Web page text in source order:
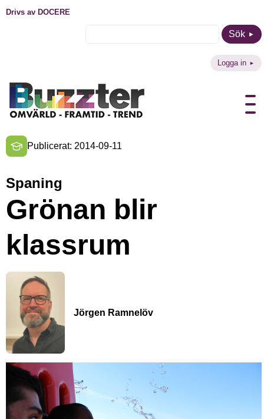
Drivs av DOCERE
Sök
Logga in
Publicerat: 2014-09-11
Spaning
Grönan blir
klassrum
Jörgen Ramnelöv